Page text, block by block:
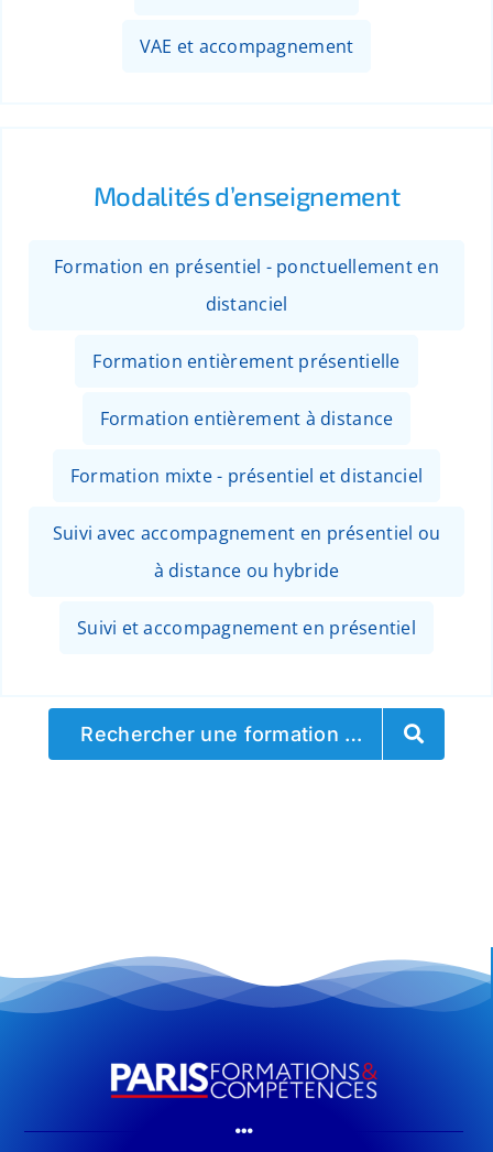
VAE et accompagnement
Modalités d’enseignement
Formation en présentiel - ponctuellement en
distanciel
Formation entièrement présentielle
Formation entièrement à distance
Formation mixte - présentiel et distanciel
Suivi avec accompagnement en présentiel ou
à distance ou hybride
Suivi et accompagnement en présentiel
Rechercher une formation …